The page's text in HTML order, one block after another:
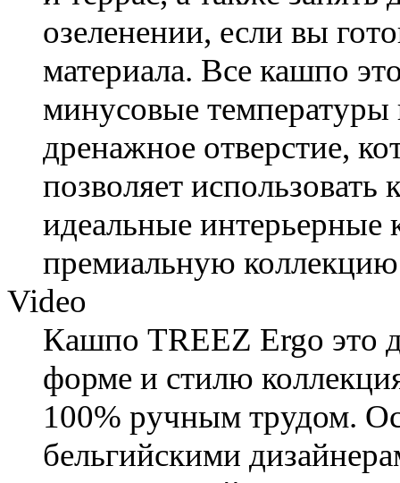
озеленении, если вы
материала. Все кашпо
минусовые температуры
дренажное отверстие,
позволяет
идеальные интерьерные
премиальную
Video
Кашпо TREEZ Ergo это
форме и стилю
100% ручным трудом.
бельгийскими